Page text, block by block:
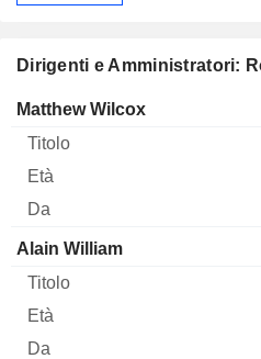
Dirigenti e Amministratori:
Manager Titolo
Matthew Wilcox
Alain William